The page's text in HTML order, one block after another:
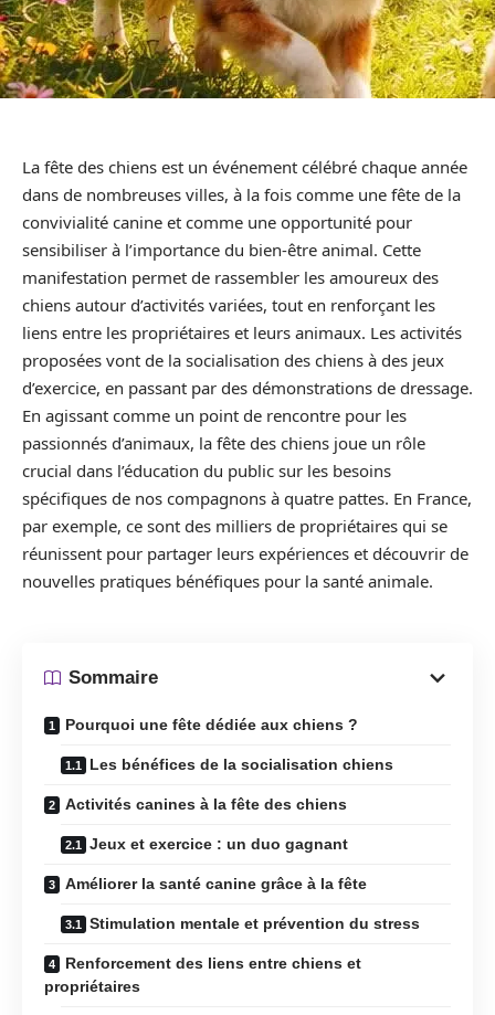
La fête des chiens est un événement célébré chaque année
dans de nombreuses villes, à la fois comme une fête de la
convivialité canine et comme une opportunité pour
sensibiliser à l’importance du bien-être animal. Cette
manifestation permet de rassembler les amoureux des
chiens autour d’activités variées, tout en renforçant les
liens entre les propriétaires et leurs animaux. Les activités
proposées vont de la socialisation des chiens à des jeux
d’exercice, en passant par des démonstrations de dressage.
En agissant comme un point de rencontre pour les
passionnés d’animaux, la fête des chiens joue un rôle
crucial dans l’éducation du public sur les besoins
spécifiques de nos compagnons à quatre pattes. En France,
par exemple, ce sont des milliers de propriétaires qui se
réunissent pour partager leurs expériences et découvrir de
nouvelles pratiques bénéfiques pour la santé animale.
Sommaire
Pourquoi une fête dédiée aux chiens ?
Les bénéfices de la socialisation chiens
Activités canines à la fête des chiens
Jeux et exercice : un duo gagnant
Améliorer la santé canine grâce à la fête
Stimulation mentale et prévention du stress
Renforcement des liens entre chiens et
propriétaires